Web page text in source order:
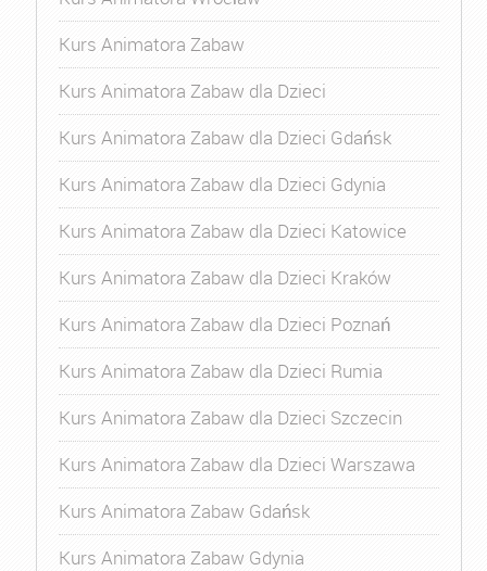
Kurs Animatora Zabaw
Kurs Animatora Zabaw dla Dzieci
Kurs Animatora Zabaw dla Dzieci Gdańsk
Kurs Animatora Zabaw dla Dzieci Gdynia
Kurs Animatora Zabaw dla Dzieci Katowice
Kurs Animatora Zabaw dla Dzieci Kraków
Kurs Animatora Zabaw dla Dzieci Poznań
Kurs Animatora Zabaw dla Dzieci Rumia
Kurs Animatora Zabaw dla Dzieci Szczecin
Kurs Animatora Zabaw dla Dzieci Warszawa
Kurs Animatora Zabaw Gdańsk
Kurs Animatora Zabaw Gdynia